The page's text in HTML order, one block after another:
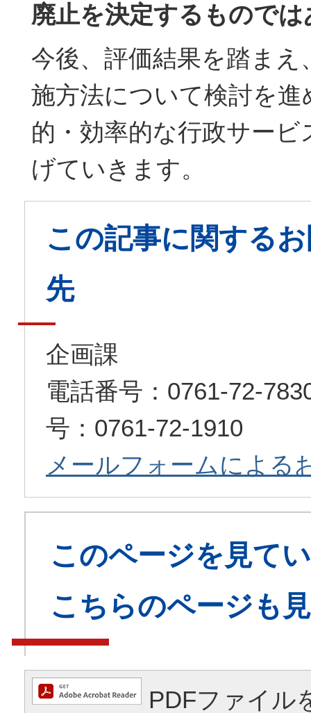
廃止を決定するもので
今後、評価結果を踏まえ
施方法について検討を進
的・効率的な行政サー
げていきます。
この記事に関する
先
企画課
電話番号：0761-72-
号：0761-72-1910
メールフォームによる
このページを見て
こちらのページも
PDFファイル